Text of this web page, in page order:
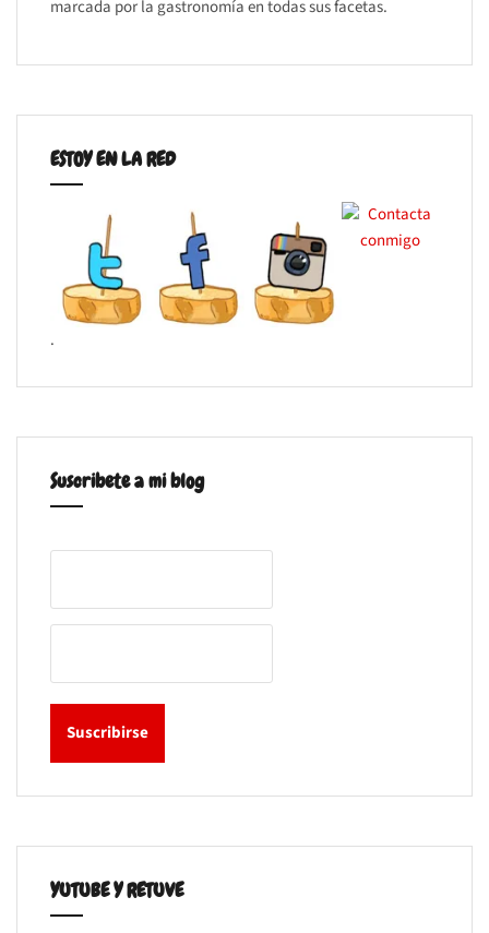
marcada por la gastronomía en todas sus facetas.
ESTOY EN LA RED
.
Suscribete a mi blog
YUTUBE Y RETUVE